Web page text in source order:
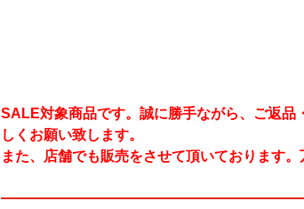
SALE対象商品です。誠に勝手ながら、ご返品
しくお願い致します。
また、店舗でも販売をさせて頂いております